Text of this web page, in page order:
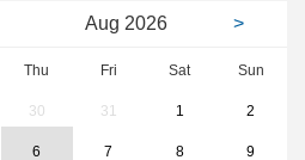
Aug 2026 >
Thu Fri Sat Sun
30 31 1 2
6 7 8 9